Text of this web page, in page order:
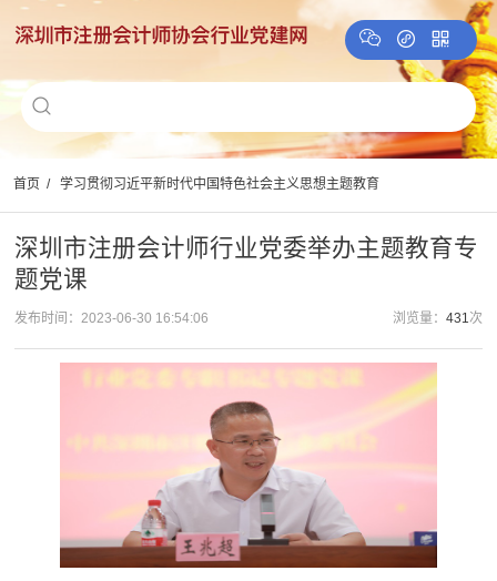
首页 / 学习贯彻习近平新时代中国特色社会主义思想主题教育
深圳市注册会计师行业党委举办主题教育专
题党课
发布时间：2023-06-30 16:54:06 浏览量： 431次